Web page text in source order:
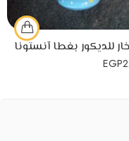
للديكور بغطا آنستونا
EGP